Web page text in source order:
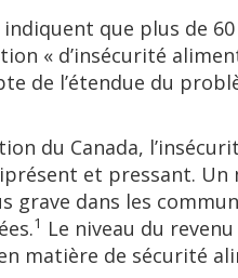
que plus de 60
« d’insécurité
de l’étendue du
du Canada,
et pressant. Un
grave dans les
1 Le niveau du
matière de sécurité